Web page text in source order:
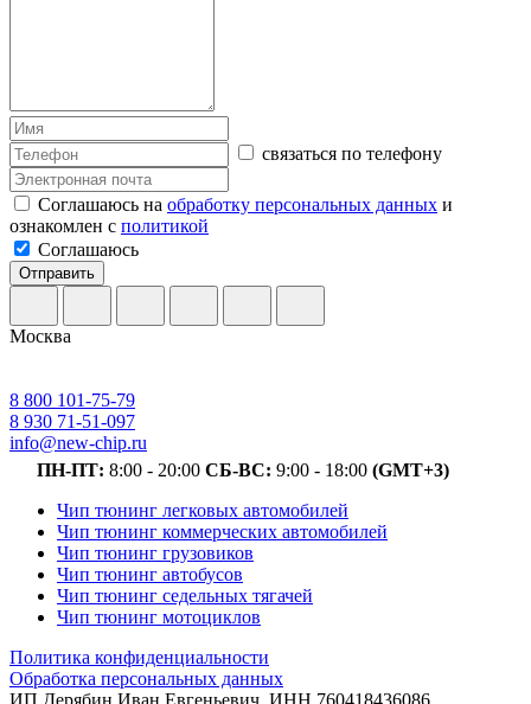
связаться по телефону
Соглашаюсь на обработку персональных данных и
ознакомлен с политикой
Соглашаюсь
Отправить
Москва
8 800 101-75-79
8 930 71-51-097
info@new-chip.ru
ПН-ПТ: 8:00 - 20:00 СБ-ВС: 9:00 - 18:00 (GMT+3)
Чип тюнинг легковых автомобилей
Чип тюнинг коммерческих автомобилей
Чип тюнинг грузовиков
Чип тюнинг автобусов
Чип тюнинг седельных тягачей
Чип тюнинг мотоциклов
Политика конфиденциальности
Обработка персональных данных
ИП Дерябин Иван Евгеньевич, ИНН 760418436086